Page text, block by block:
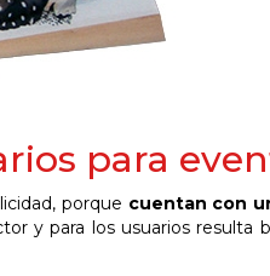
para
porque cuentan con
y para los usuarios resulta